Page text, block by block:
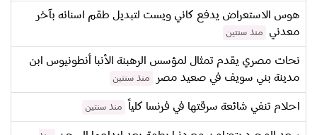
هوس الاستعراض يدفع كاني ويست لتبديل طقم اسنانه بآخر
معدني
منذ سنتين
نحات مصري يقدم تمثال لمؤسس الرهبنة الأنبا أنطونيوس ابن
مدينة بني سويف في صعيد مصر
منذ سنتين
احلام تنفي شائعة سرقتها في فرنسا كلياً منذ سنتين